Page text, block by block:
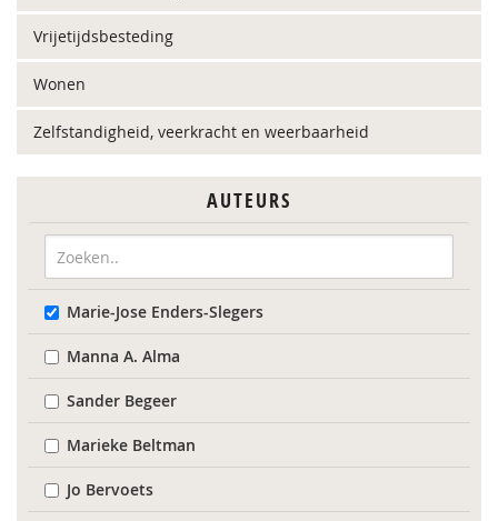
Vrijetijdsbesteding
Wonen
Zelfstandigheid, veerkracht en weerbaarheid
AUTEURS
Marie-Jose Enders-Slegers
Manna A. Alma
Sander Begeer
Marieke Beltman
Jo Bervoets